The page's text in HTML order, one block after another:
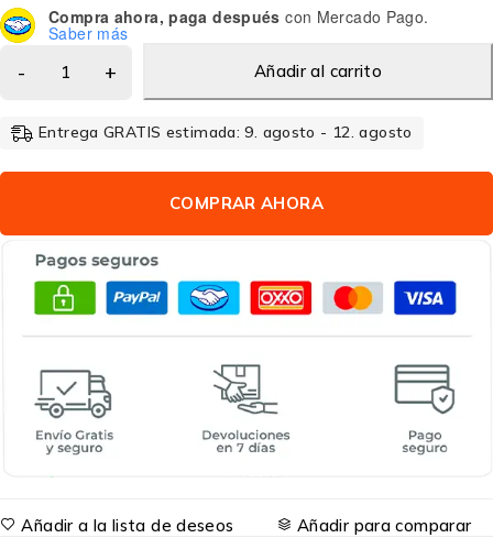
Compra ahora, paga después con Mercado Pago.
Saber más
Añadir al carrito
Entrega GRATIS estimada: 9. agosto - 12. agosto
COMPRAR AHORA
Añadir a la lista de deseos Añadir para comparar